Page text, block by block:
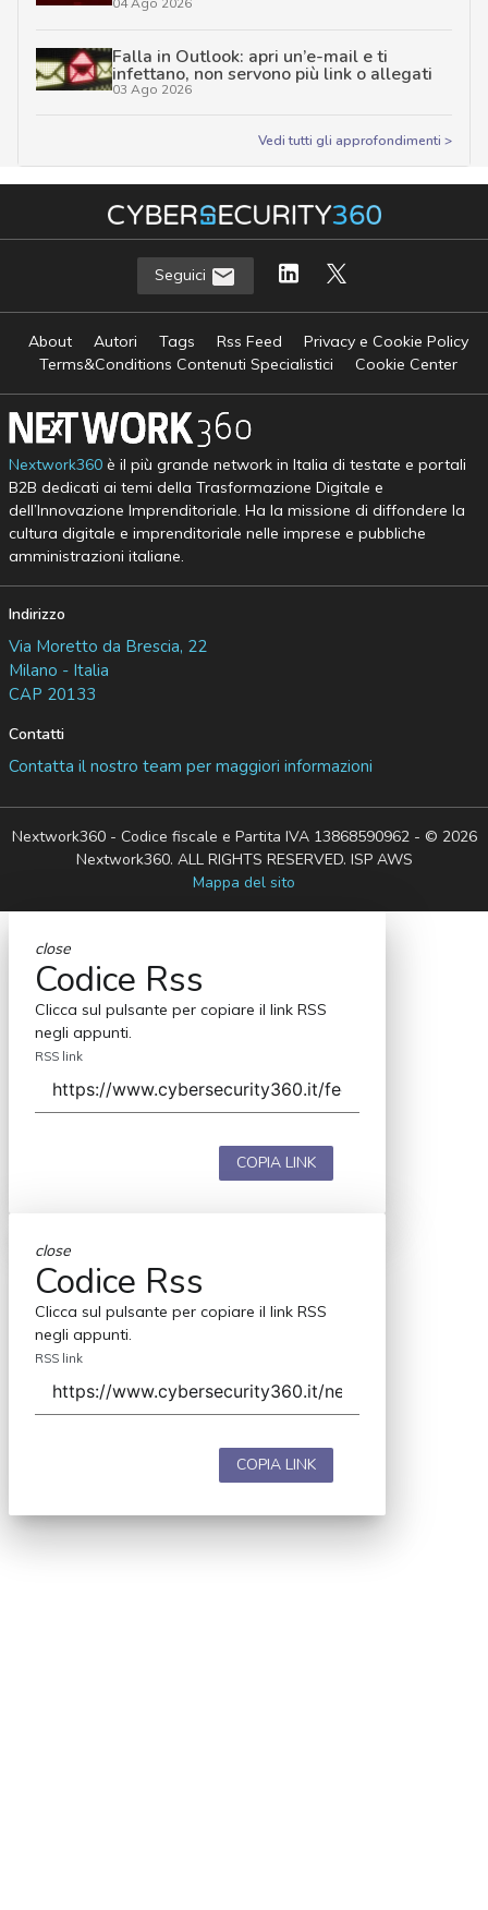
Falla in Outlook: apri un’e-mail e ti
infettano, non servono più link o allegati
03 Ago 2026
Vedi tutti gli approfondimenti >
Seguici
About Autori Tags Rss Feed
Privacy e Cookie Policy
Terms&Conditions Contenuti Specialistici
Cookie Center
Nextwork360è il più grande network in Italia di testate e portali
B2B dedicati ai temi della Trasformazione Digitale e
dell’Innovazione Imprenditoriale. Ha la missione di diffondere la
cultura digitale e imprenditoriale nelle imprese e pubbliche
amministrazioni italiane.
Indirizzo
Via Moretto da Brescia, 22
Milano - Italia
CAP 20133
Contatti
Contatta il nostro team per maggiori informazioni
Nextwork360 - Codice fiscale e Partita IVA 13868590962 - © 2026
Nextwork360. ALL RIGHTS RESERVED. ISP AWS
Mappa del sito
close
Codice Rss
Clicca sul pulsante per copiare il link RSS
negli appunti.
RSS link
COPIA LINK
close
Codice Rss
Clicca sul pulsante per copiare il link RSS
negli appunti.
RSS link
COPIA LINK